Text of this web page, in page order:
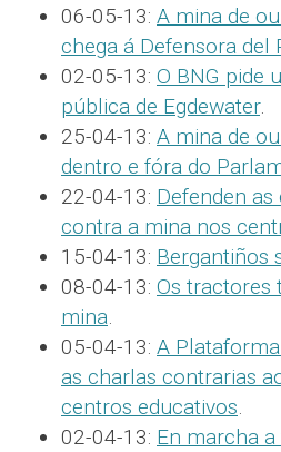
06-05-13: A mina de
chega á Defensora del
02-05-13: O BNG pide
pública de Egdewater.
25-04-13: A mina de
dentro e fóra do
22-04-13: Defenden
contra a mina nos
15-04-13: Bergantiños
08-04-13: Os tractores
mina.
05-04-13: A
as charlas contrarias
centros educativos.
02-04-13: En marcha